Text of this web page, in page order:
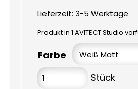
Lieferzeit: 3-5 Werktage
Produkt in 1 AVITECT Studio
Farbe